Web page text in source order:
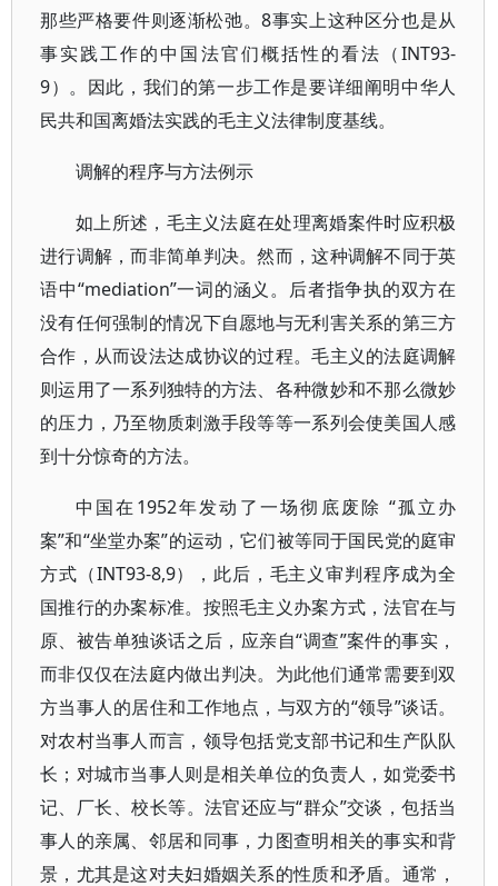
那些严格要件则逐渐松弛。8事实上这种区分也是从
事实践工作的中国法官们概括性的看法（INT93-
9）。因此，我们的第一步工作是要详细阐明中华人
民共和国离婚法实践的毛主义法律制度基线。
调解的程序与方法例示
如上所述，毛主义法庭在处理离婚案件时应积极
进行调解，而非简单判决。然而，这种调解不同于英
语中“mediation”一词的涵义。后者指争执的双方在
没有任何强制的情况下自愿地与无利害关系的第三方
合作，从而设法达成协议的过程。毛主义的法庭调解
则运用了一系列独特的方法、各种微妙和不那么微妙
的压力，乃至物质刺激手段等等一系列会使美国人感
到十分惊奇的方法。
中国在1952年发动了一场彻底废除 “孤立办
案”和“坐堂办案”的运动，它们被等同于国民党的庭审
方式（INT93-8,9），此后，毛主义审判程序成为全
国推行的办案标准。按照毛主义办案方式，法官在与
原、被告单独谈话之后，应亲自“调查”案件的事实，
而非仅仅在法庭内做出判决。为此他们通常需要到双
方当事人的居住和工作地点，与双方的“领导”谈话。
对农村当事人而言，领导包括党支部书记和生产队队
长；对城市当事人则是相关单位的负责人，如党委书
记、厂长、校长等。法官还应与“群众”交谈，包括当
事人的亲属、邻居和同事，力图查明相关的事实和背
景，尤其是这对夫妇婚姻关系的性质和矛盾。通常，